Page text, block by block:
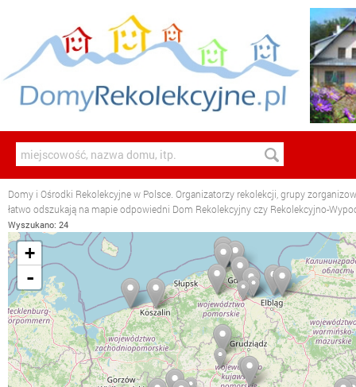
Domy i Ośrodki Rekolekcyjne w Polsce. Organizatorzy rekolekcji, grupy
łatwo odszukają na mapie odpowiedni Dom Rekolekcyjny czy Rekolekcyjno-
Wyszukano: 24
+
-